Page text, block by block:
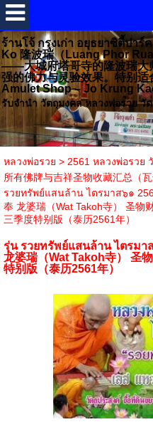
ร้านโจ้ กรุงเก่า อยุธยาซิตี้ปาร์ค
Ko 隆波瑞（Luang Phor
——大城府塔哥寺的隆波瑞大
强的佛力与灵验效果。特别
Amulet Shop – Jo Krung
รับจำนำ วัตถุมงคล หลวงพ่อรวย วั
หลวงพ่อรวย > 2561 หลวงพ่อรวย
所有佛牌与吉祥圣物收藏汇总（
รวยทรัพย์แสนล้าน ไตรมาส๖๑
奉 龙婆瑞（Wat Takoh寺） 圣物
三季度特别版（泰历2561年）
รุ่น รวยทรัพย์แสนล้าน ไตรมา
龙婆瑞（Wat Takoh寺） 圣
特别版（泰历2561年）